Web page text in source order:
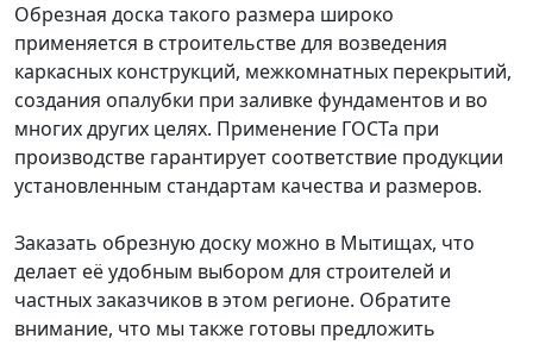
Обрезная доска такого размера широко
применяется в строительстве для возведения
каркасных конструкций, межкомнатных перекрытий,
создания опалубки при заливке фундаментов и во
многих других целях. Применение ГОСТа при
производстве гарантирует соответствие продукции
установленным стандартам качества и размеров.
Заказать обрезную доску можно в Мытищах, что
делает её удобным выбором для строителей и
частных заказчиков в этом регионе. Обратите
внимание, что мы также готовы предложить